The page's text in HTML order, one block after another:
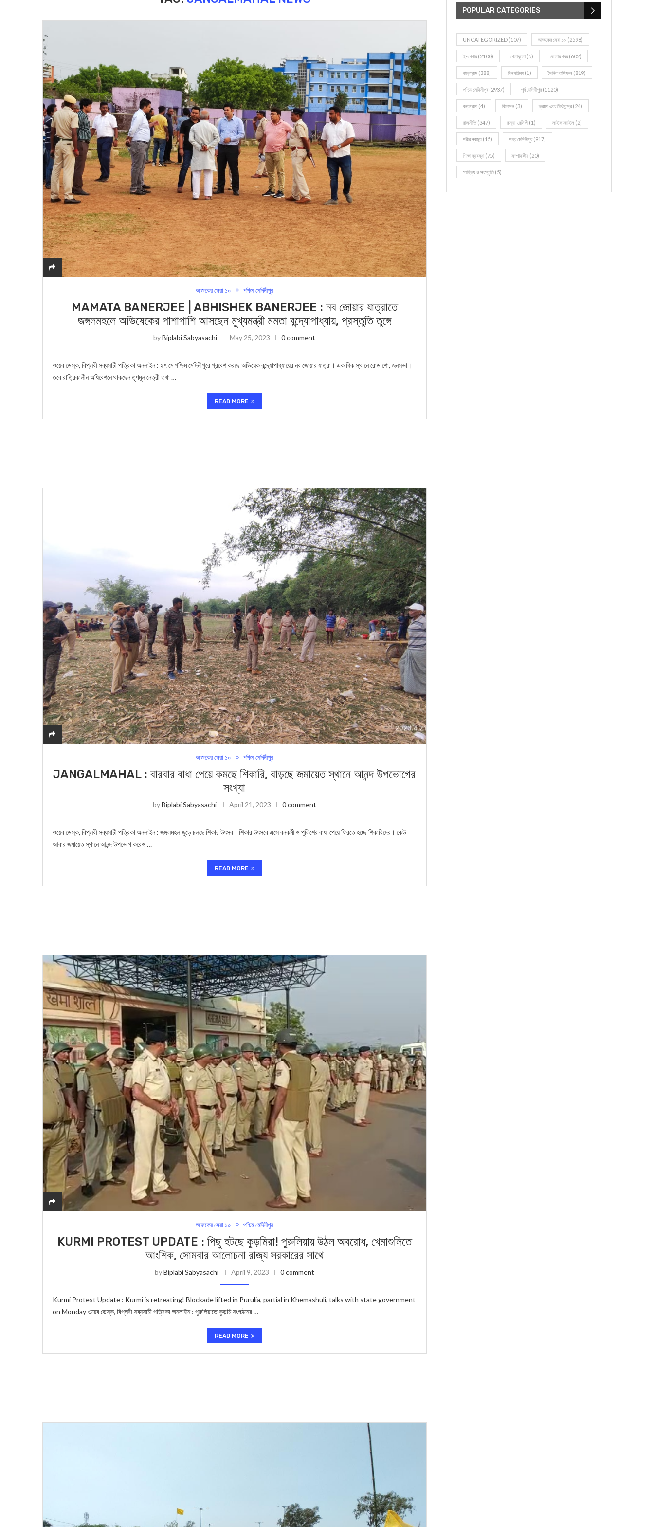
আজকের সেরা ১০ পশ্চিম মেদিনীপুর
MAMATA BANERJEE | ABHISHEK BANERJEE : নব জোয়ার যাত্রাতে
জঙ্গলমহলে অভিষেকের পাশাপাশি আসছেন মুখ্যমন্ত্রী মমতা বন্দ্যোপাধ্যায়, প্রস্তুতি তুঙ্গে
byBiplabi Sabyasachi May 25, 2023 0 comment
ওয়েব ডেস্ক, বিপ্লবী সব্যসাচী পত্রিকা অনলাইন : ২৭ মে পশ্চিম মেদিনীপুরে প্রবেশ করছে অভিষেক বন্দ্যোপাধ্যায়ের নব জোয়ার যাত্রা। একাধিক স্থানে রোড শো, জনসভা।
তবে রাত্রিকালীন অধিবেশনে থাকছেন তৃণমূল নেত্রী তথা …
READ MORE
আজকের সেরা ১০ পশ্চিম মেদিনীপুর
JANGALMAHAL : বারবার বাধা পেয়ে কমছে শিকারি, বাড়ছে জমায়েত স্থানে আনন্দ উপভোগের
সংখ্যা
byBiplabi Sabyasachi April 21, 2023 0 comment
ওয়েব ডেস্ক, বিপ্লবী সব্যসাচী পত্রিকা অনলাইন : জঙ্গলমহল জুড়ে চলছে শিকার উৎসব। শিকার উৎসবে এসে বনকর্মী ও পুলিশের বাধা পেয়ে ফিরতে হচ্ছে শিকারিদের। কেউ
আবার জমায়েত স্থানে আনন্দ উপভোগ করেও …
READ MORE
আজকের সেরা ১০ পশ্চিম মেদিনীপুর
KURMI PROTEST UPDATE : পিছু হটছে কুড়মিরা! পুরুলিয়ায় উঠল অবরোধ, খেমাশুলিতে
আংশিক, সোমবার আলোচনা রাজ্য সরকারের সাথে
byBiplabi Sabyasachi April 9, 2023 0 comment
Kurmi Protest Update : Kurmi is retreating! Blockade lifted in Purulia, partial in Khemashuli, talks with state government
on Monday ওয়েব ডেস্ক, বিপ্লবী সব্যসাচী পত্রিকা অনলাইন : পুরুলিয়াতে কুড়মি সংগঠনের …
READ MORE
POPULAR CATEGORIES
UNCATEGORIZED (107) আজকের সেরা ১০ (2598)
ই-পেপার (2100) খেলাধূলো (5) জেলার খবর (602)
ঝাড়গ্রাম (388) দিনপঞ্জিকা (1) দৈনিক রাশিফল (819)
পশ্চিম মেদিনীপুর (2937) পূর্ব মেদিনীপুর (1120)
বন্যপ্রাণ (4) বিনোদন (3) ভ্রমণ এবং তীর্থকেন্দ্র (24)
রাজনীতি(347) রান্না-রেসিপী (1) লাইফ স্টাইল (2)
শরীর স্বাস্থ্য (15) শহর মেদিনীপুর (917)
শিক্ষা ব্যবস্থা (75) সম্পাদকীয় (20)
সাহিত্য ও সংস্কৃতি(5)